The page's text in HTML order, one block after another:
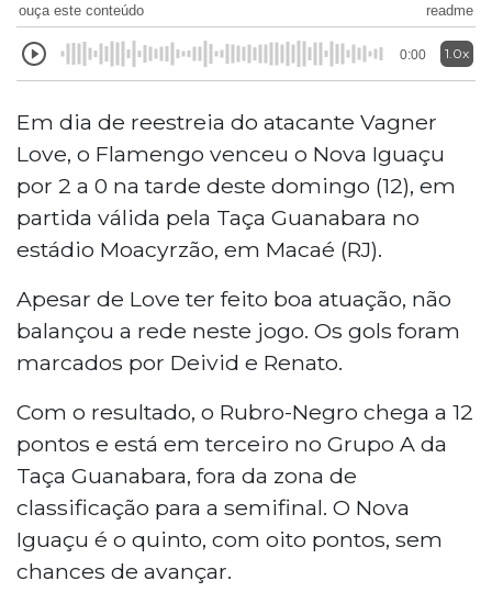
ouça este conteúdo readme
0:00 1.0x
Em dia de reestreia do atacante Vagner
Love, o Flamengo venceu o Nova Iguaçu
por 2 a 0 na tarde deste domingo (12), em
partida válida pela Taça Guanabara no
estádio Moacyrzão, em Macaé (RJ).
Apesar de Love ter feito boa atuação, não
balançou a rede neste jogo. Os gols foram
marcados por Deivid e Renato.
Com o resultado, o Rubro-Negro chega a 12
pontos e está em terceiro no Grupo A da
Taça Guanabara, fora da zona de
classificação para a semifinal. O Nova
Iguaçu é o quinto, com oito pontos, sem
chances de avançar.